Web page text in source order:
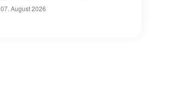
07. August 2026